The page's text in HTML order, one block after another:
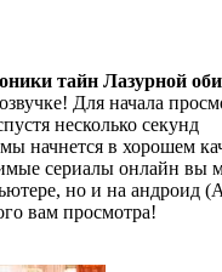
тайн Лазурной
Для начала
несколько секунд
начнется в хорошем
сериалы онлайн вы
но и на андроид
вам просмотра!